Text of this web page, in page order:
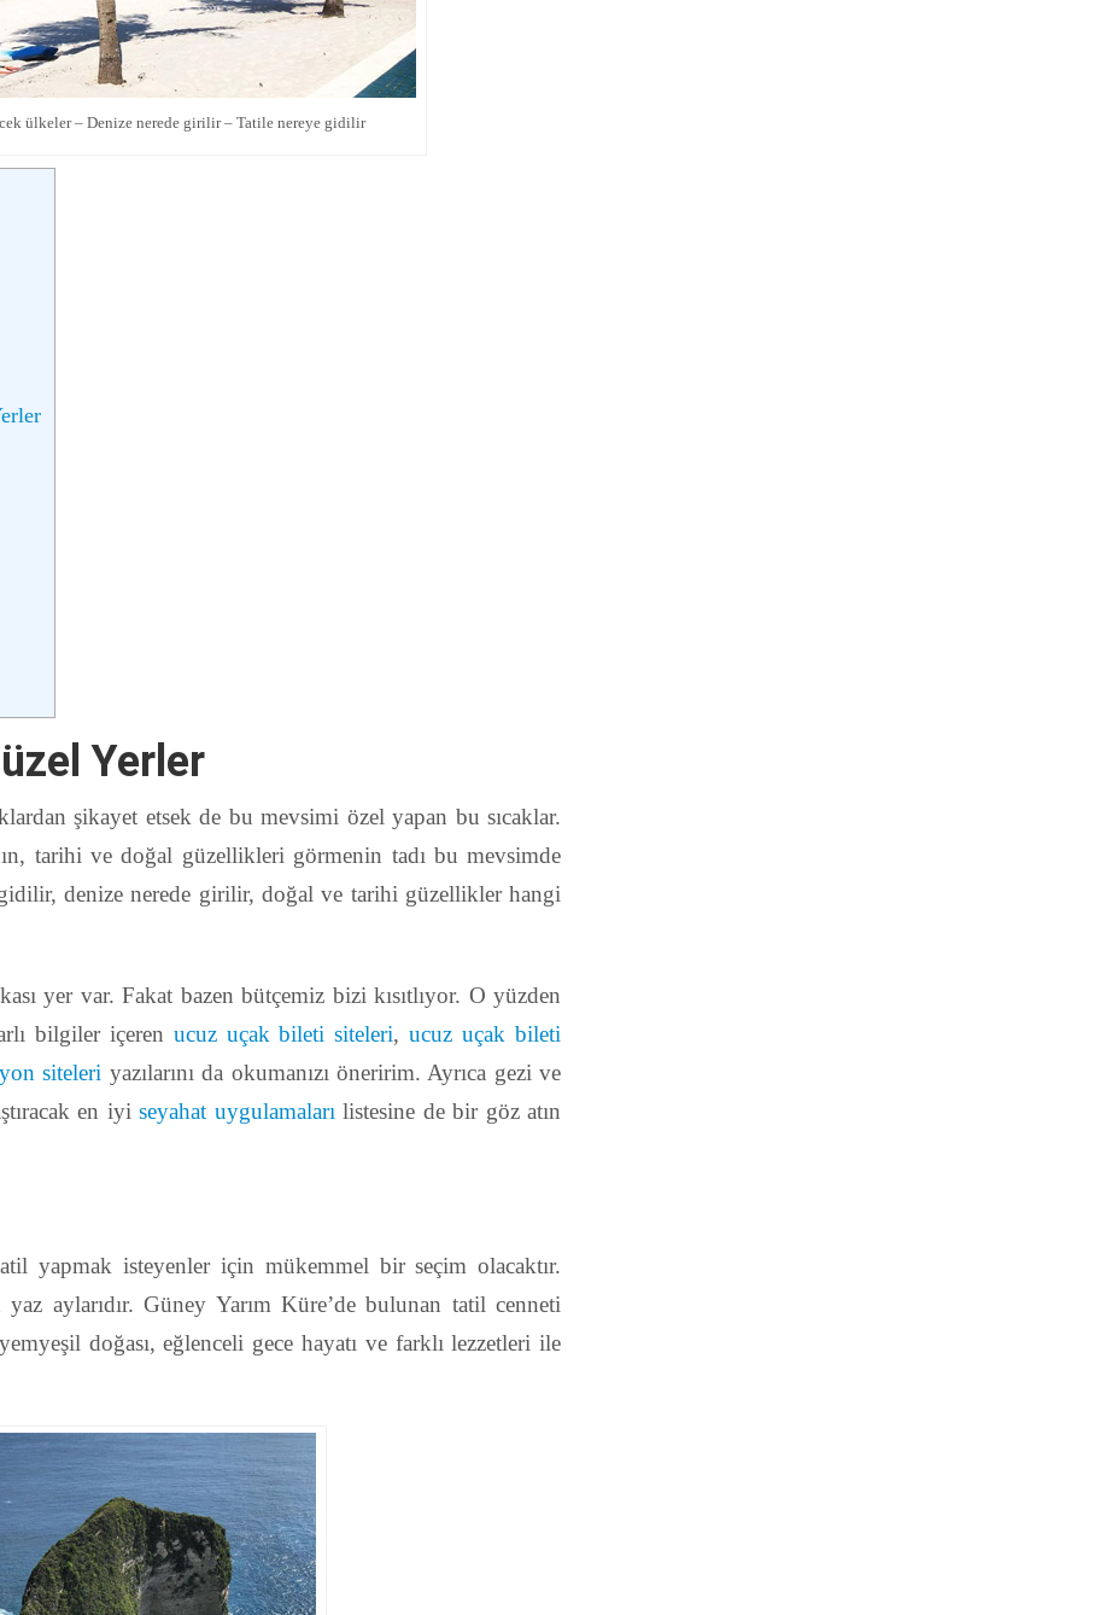
ülkeler – Denize nerede girilir – Tatile nereye gidilir
Yerler
şikayet etsek de bu mevsimi özel yapan bu sıcaklar.
tarihi ve doğal güzellikleri görmenin tadı bu mevsimde
denize nerede girilir, doğal ve tarihi güzellikler hangi
yer var. Fakat bazen bütçemiz bizi kısıtlıyor. O yüzden
bilgiler içeren ucuz uçak bileti siteleri,ucuz uçak bileti
siteleri yazılarını da okumanızı öneririm. Ayrıca gezi ve
en iyiseyahat uygulamaları listesine de bir göz atın
yapmak isteyenler için mükemmel bir seçim olacaktır.
aylarıdır. Güney Yarım Küre’de bulunan tatil cenneti
doğası, eğlenceli gece hayatı ve farklı lezzetleri ile